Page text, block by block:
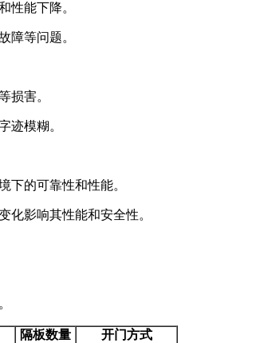
性能下降。
障等问题。
损害。
迹模糊。
下的可靠性和性能。
化影响其性能和安全性。
隔板数量
开门方式